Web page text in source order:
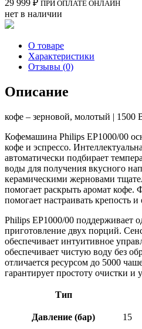
29 999 ₽ ПРИ ОПЛАТЕ ОНЛАЙН
нет в наличии
О товаре
Характеристики
Отзывы (0)
Описание
кофе – зерновой, молотый | 1500
Кофемашина Philips EP1000/00
кофе и эспрессо.
автоматически подбирает
воды для получения вкусного
керамическими жерновами
помогает раскрыть аромат
помогает настраивать крепость
Philips EP1000/00 поддерживает
приготовление двух порций.
обеспечивает интуитивное
обеспечивает чистую воду без
отличается ресурсом до 5000
гарантирует простоту очистки и
Тип
Давление (бар) 15